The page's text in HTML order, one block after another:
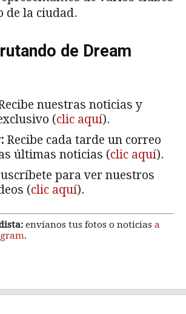
de la ciudad.
de Dream
nuestras noticias y
(clic aquí).
Recibe cada tarde un correo
últimas noticias (clic aquí).
para ver nuestros
(clic aquí).
envíanos tus fotos o noticias a
.